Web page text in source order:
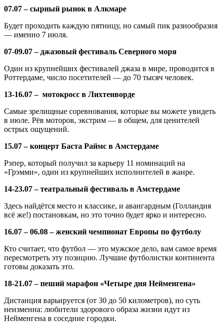
07.07 – сырный рынок в Алкмаре
Будет проходить каждую пятницу, но самый пик разнообразия
— именно 7 июля.
07-09.07 – джазовый фестиваль Северного моря
Один из крупнейших фестивалей джаза в мире, проводится в
Роттердаме, число посетителей — до 70 тысяч человек.
13-16.07 – мотокросс в Лихтенворде
Самые зрелищные соревнования, которые вы можете увидеть
в июле. Рёв моторов, экстрим — в общем, для ценителей
острых ощущений.
15.07 – концерт Баста Раймс в Амстердаме
Рэпер, который получил за карьеру 11 номинаций на
«Грэмми», один из крупнейших исполнителей в жанре.
14-23.07 – театральный фестиваль в Амстердаме
Здесь найдётся место и классике, и авангардным (Голландия
всё же!) постановкам, но это точно будет ярко и интересно.
16.07 – 06.08 – женский чемпионат Европы по футболу
Кто считает, что футбол — это мужское дело, вам самое время
пересмотреть эту позицию. Лучшие футболистки континента
готовы доказать это.
18-21.07 – пеший марафон «Четыре дня Нейменгена»
Дистанция варьируется (от 30 до 50 километров), но суть
неизменна: любители здорового образа жизни идут из
Нейменгена в соседние городки.